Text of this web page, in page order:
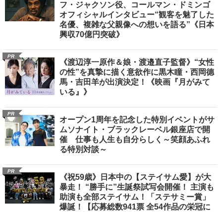
フ・ジャクソン役、コールマン・ドミンゴ
オフィシャルインタビュー“観客を魅了した
名優、複雑な父親像への想いを語る”《日本
興収70億円突破》
PR
《渡辺淳一原作＆娘・渡邉直子監督》“女性
の性”を真摯に描く意欲作に黒木瞳・西岡德
馬・吉田羊が出演決定！《映画『月がみて
いる』》
PR
オープン1周年を記念した特別イベントがサ
ムソナイト・ブラックレーベル銀座店で開
催 仕事も人生も自分らしく～笑顔あふれ
る特別対談～
PR
《祝59歳》日本中の【ステイサム愛】が大
暴走！ “勝手に”生誕祭試写会開催！ 主演も
助演も全部ステイサム！「ステサミー賞」
爆誕！【応募総数941票 全54作品の栄冠に